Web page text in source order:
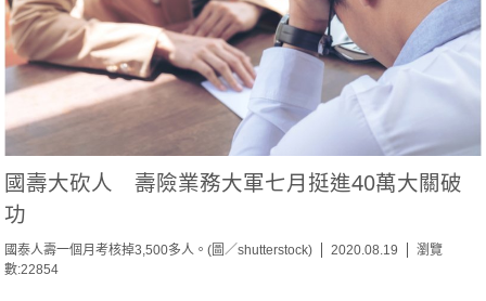
國壽大砍人 壽險業務大軍七月挺進40萬大關破
功
國泰人壽一個月考核掉3,500多人。(圖／shutterstock) 2020.08.19
瀏覽
數:22854